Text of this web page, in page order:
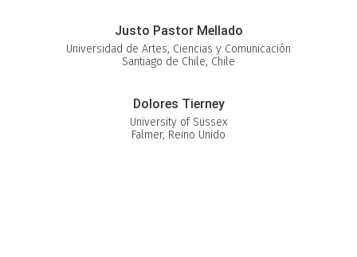
Justo Pastor Mellado
Universidad de Artes, Ciencias y Comunicación
Santiago de Chile, Chile
Dolores Tierney
University of Sussex
Falmer, Reino Unido